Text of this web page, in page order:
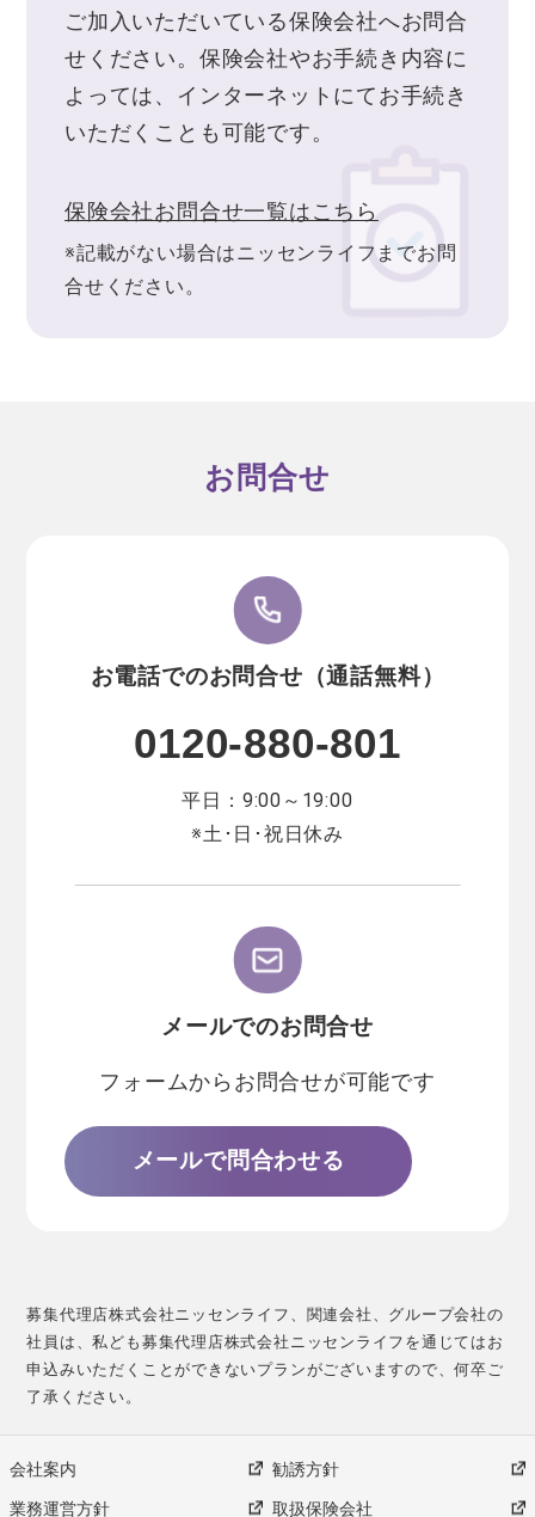
ご加入いただいている保険会社へお問合
せください。保険会社やお手続き内容に
よっては、インターネットにてお手続き
いただくことも可能です。
保険会社お問合せ一覧はこちら
※記載がない場合はニッセンライフまでお問
合せください。
お問合せ
お電話でのお問合せ（通話無料）
0120-880-801
平日：9:00～19:00
※土･日･祝日休み
メールでのお問合せ
フォームからお問合せが可能です
メールで問合わせる
募集代理店株式会社ニッセンライフ、関連会社、グループ会社の
社員は、私ども募集代理店株式会社ニッセンライフを通じてはお
申込みいただくことができないプランがございますので、何卒ご
了承ください。
会社案内 勧誘方針
業務運営方針 取扱保険会社